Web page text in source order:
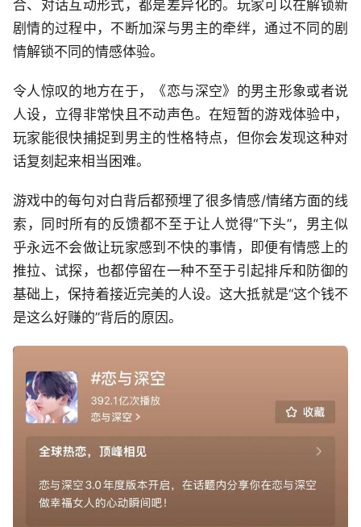
合、对话互动形式，都是差异化的。玩家可以在解锁新
剧情的过程中，不断加深与男主的牵绊，通过不同的剧
情解锁不同的情感体验。
令人惊叹的地方在于，《恋与深空》的男主形象或者说
人设，立得非常快且不动声色。在短暂的游戏体验中，
玩家能很快捕捉到男主的性格特点，但你会发现这种对
话复刻起来相当困难。
游戏中的每句对白背后都预埋了很多情感/情绪方面的线
索，同时所有的反馈都不至于让人觉得“下头”，男主似
乎永远不会做让玩家感到不快的事情，即便有情感上的
推拉、试探，也都停留在一种不至于引起排斥和防御的
基础上，保持着接近完美的人设。这大抵就是“这个钱不
是这么好赚的”背后的原因。